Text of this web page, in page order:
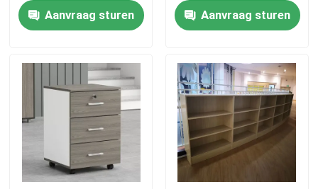
Producten
Fabriekstocht
Aanvraag sturen
Aanvraag sturen